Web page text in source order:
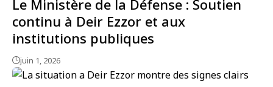
Le Ministère de la Défense : Soutien
continu à Deir Ezzor et aux
institutions publiques
juin 1, 2026